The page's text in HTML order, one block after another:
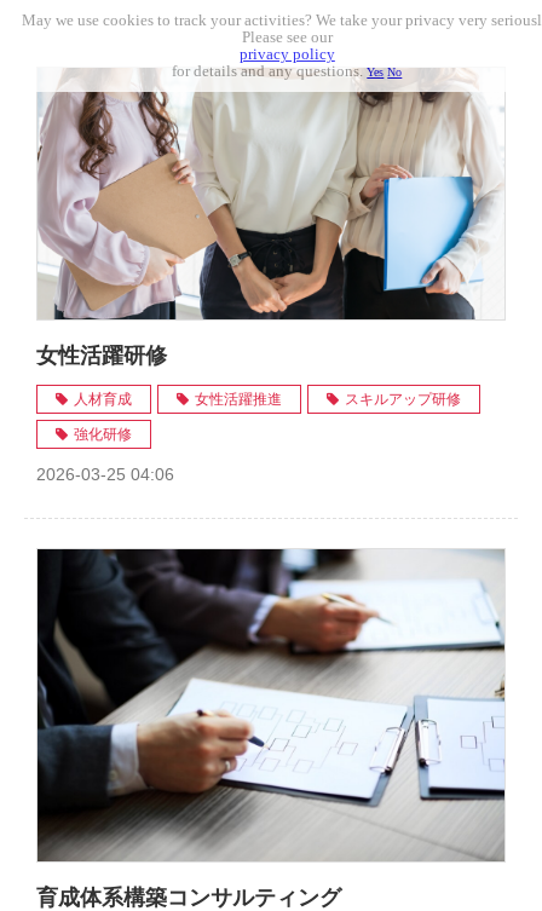
女性活躍研修
人材育成 女性活躍推進 スキルアップ研修
強化研修
2026-03-25 04:06
育成体系構築コンサルティング
May we use cookies to track your activities? We take your privacy very
Please see our
privacy policy
for details and any questions.Yes No